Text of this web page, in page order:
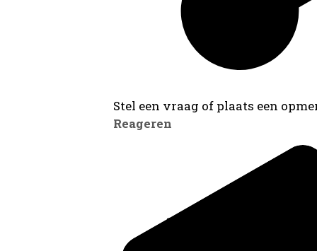
Stel een vraag of plaats een
Reageren